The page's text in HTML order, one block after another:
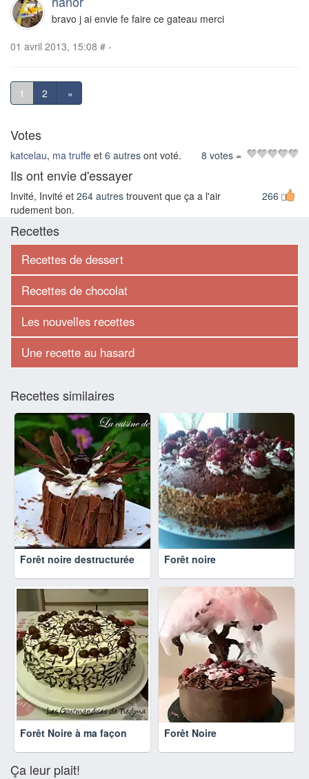
bravo j ai envie fe faire ce gateau merci
01 avril 2013, 15:08 # -
1 2 »
Votes
katcelau, ma truffe et 6 autres ont voté. =
8 votes
Ils ont envie d'essayer
266
Invité, Invité et 264 autres trouvent que ça a l'air
rudement bon.
Recettes
Recettes de dessert
Recettes de chocolat
Les nouvelles recettes
Une recette au hasard
Recettes similaires
Forêt noire destructurée Forêt noire
Forêt Noire à ma façon Forêt Noire
Ça leur plait!